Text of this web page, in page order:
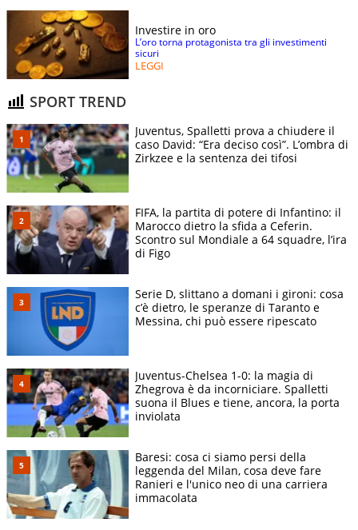
Investire in oro
L’oro torna protagonista tra gli investimenti
sicuri
LEGGI
SPORT TREND
Juventus, Spalletti prova a chiudere il
caso David: “Era deciso così”. L’ombra di
Zirkzee e la sentenza dei tifosi
FIFA, la partita di potere di Infantino: il
Marocco dietro la sfida a Ceferin.
Scontro sul Mondiale a 64 squadre, l’ira
di Figo
Serie D, slittano a domani i gironi: cosa
c’è dietro, le speranze di Taranto e
Messina, chi può essere ripescato
Juventus-Chelsea 1-0: la magia di
Zhegrova è da incorniciare. Spalletti
suona il Blues e tiene, ancora, la porta
inviolata
Baresi: cosa ci siamo persi della
leggenda del Milan, cosa deve fare
Ranieri e l'unico neo di una carriera
immacolata